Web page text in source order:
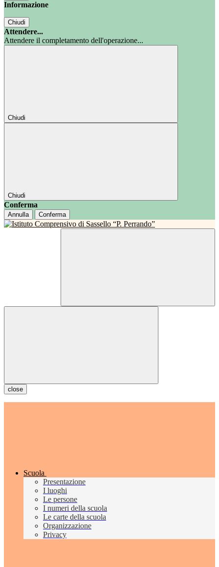
Informazione
Chiudi
Attendere...
Attendere il completamento dell'operazione...
Chiudi
Chiudi
Conferma
Annulla Conferma
close
Scuola
Presentazione
I luoghi
Le persone
I numeri della scuola
Le carte della scuola
Organizzazione
Privacy